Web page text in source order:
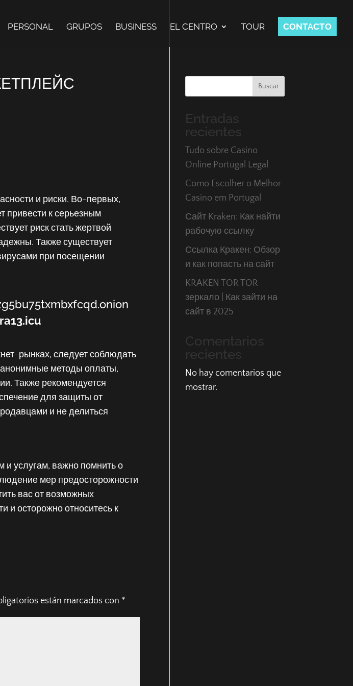
PERSONAL GRUPOS BUSINESS EL CENTRO TOUR CONTACTO
и риски. Во-первых,
привести к серьезным
риск стать жертвой
Также существует
при посещении
рынках, следует соблюдать
методы оплаты,
Также рекомендуется
для защиты от
и не делиться
и услугам, важно помнить о
мер предосторожности
вас от возможных
и осторожно относитесь к
están marcados con *
Buscar
Entradas
recientes
Tudo sobre Casino
Online Portugal Legal
Como Escolher o Melhor
Casino em Portugal
Сайт Kraken: Как найти
рабочую ссылку
Ссылка Кракен: Обзор
и как попасть на сайт
KRAKEN TOR TOR
зеркало | Как зайти на
сайт в 2025
Comentarios
recientes
No hay comentarios que
mostrar.